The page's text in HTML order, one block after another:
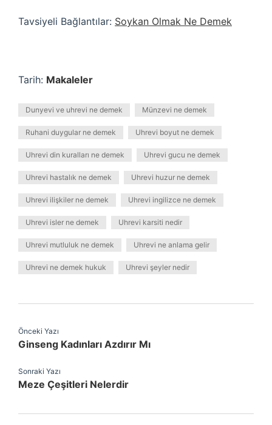
Tavsiyeli Bağlantılar: Soykan Olmak Ne Demek
Tarih: Makaleler
Dunyevi ve uhrevi ne demek Münzevi ne demek
Ruhani duygular ne demek Uhrevi boyut ne demek
Uhrevi din kuralları ne demek Uhrevi gucu ne demek
Uhrevi hastalık ne demek Uhrevi huzur ne demek
Uhrevi ilişkiler ne demek Uhrevi ingilizce ne demek
Uhrevi isler ne demek Uhrevi karsiti nedir
Uhrevi mutluluk ne demek Uhrevi ne anlama gelir
Uhrevi ne demek hukuk Uhrevi şeyler nedir
Önceki Yazı
Ginseng Kadınları Azdırır Mı
Sonraki Yazı
Meze Çeşitleri Nelerdir